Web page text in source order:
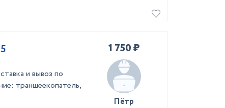
и вывоз по
траншеекопатель,
1 750 ₽
Пётр